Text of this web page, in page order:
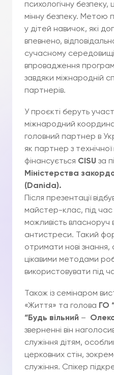
психологічну
мінну безпеку. Метою
у дітей навичок, які
впевнено,
сучасному
впровадження
завдяки міжнародній
партнерів.
У проєкті беруть
міжнародний
головний партнер в
як партнер з
фінансується CISU за
Міністерства
(Danida).
Після презентації
майстер-клас, під
можливість власноруч
антистреси. Такий
отримати нові знання,
цікавими методами
використовувати під
Також із семінаром
«Життя» та голова ГО
“Будь вільний –
зверненні він
служіння дітям,
церковних стін,
служіння. Спікер